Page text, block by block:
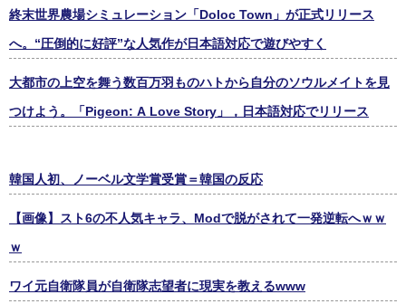
終末世界農場シミュレーション「Doloc Town」が正式リリース
へ。“圧倒的に好評”な人気作が日本語対応で遊びやすく
大都市の上空を舞う数百万羽ものハトから自分のソウルメイトを見
つけよう。「Pigeon: A Love Story」，日本語対応でリリース
韓国人初、ノーベル文学賞受賞＝韓国の反応
【画像】スト6の不人気キャラ、Modで脱がされて一発逆転へｗｗ
ｗ
ワイ元自衛隊員が自衛隊志望者に現実を教えるwww